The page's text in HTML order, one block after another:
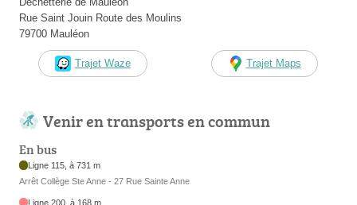
Rue Saint Jouin Route des Moulins
79700 Mauléon
Trajet Waze Trajet Maps
Venir en transports en commun
En bus
Ligne 115, à 731 m
Arrêt Collège Ste Anne - 27 Rue Sainte Anne
Ligne 200, à 168 m